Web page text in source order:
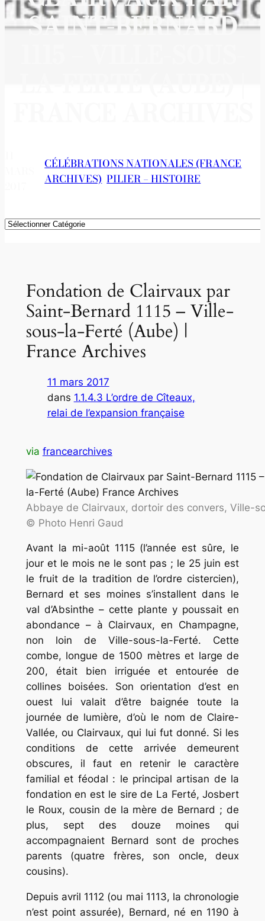
SAINT-BERNARD
CÉLÉBRATIONS NATIONALES (FRANCE
ARCHIVES) , PILIER – HISTOIRE
Catégories
Fondation de Clairvaux par
Saint-Bernard 1115 – Ville-
sous-la-Ferté (Aube) |
France Archives
11 mars 2017
dans 1.1.4.3 L’ordre de Cîteaux,
relai de l’expansion française
via francearchives
Abbaye de Clairvaux, dortoir des convers, Ville-
© Photo Henri Gaud
Avant la mi-août 1115 (l’année est sûre, le
jour et le mois ne le sont pas ; le 25 juin est
le fruit de la tradition de l’ordre cistercien),
Bernard et ses moines s’installent dans le
val d’Absinthe – cette plante y poussait en
abondance – à Clairvaux, en Champagne,
non loin de Ville-sous-la-Ferté. Cette
combe, longue de 1500 mètres et large de
200, était bien irriguée et entourée de
collines boisées. Son orientation d’est en
ouest lui valait d’être baignée toute la
journée de lumière, d’où le nom de Claire-
Vallée, ou Clairvaux, qui lui fut donné. Si les
conditions de cette arrivée demeurent
obscures, il faut en retenir le caractère
familial et féodal : le principal artisan de la
fondation en est le sire de La Ferté, Josbert
le Roux, cousin de la mère de Bernard ; de
plus, sept des douze moines qui
accompagnaient Bernard sont de proches
parents (quatre frères, son oncle, deux
cousins).
Depuis avril 1112 (ou mai 1113, la chronologie
n’est point assurée), Bernard, né en 1190 à